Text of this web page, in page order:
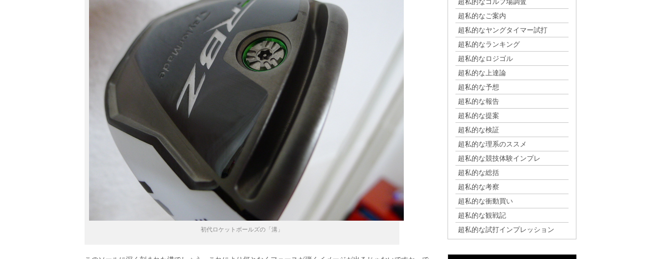
初代ロケットボールズの「溝」
超私的なご案内
超私的なヤングタイマー試打
超私的なランキング
超私的なロジゴル
超私的な上達論
超私的な予想
超私的な報告
超私的な提案
超私的な検証
超私的な理系のススメ
超私的な競技体験インプレ
超私的な総括
超私的な考察
超私的な衝動買い
超私的な観戦記
超私的な試打インプレッション